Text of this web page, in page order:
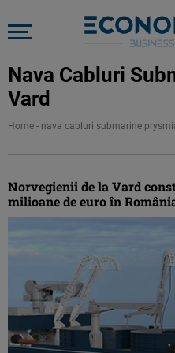
Nava Cabluri
Vard
Home - nava cabluri submarine
Norvegienii de la Vard
milioane de euro în